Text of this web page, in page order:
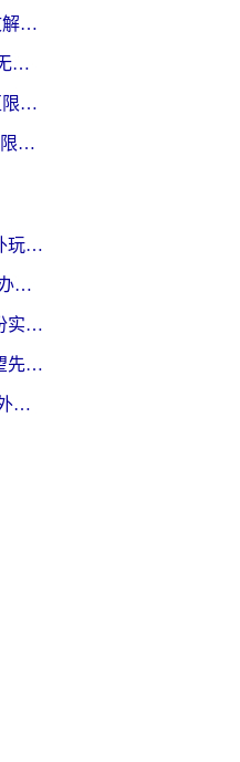
在澳大利亚看B站世界杯中文解说仅限中国大陆？这篇指南帮你打破限制看遍赛事
在海外看CCTV5世界杯直播无法播放？这篇指南让你和国内球迷同步呐喊
在韩国看B站世界杯直播地区限制？这篇指南让你告别“当前地区不可播放”
在越南看B站世界杯当前IP受限制？海外党体育观赛终极指南来了
国外可不可以打逆水寒？海外玩家国服畅玩终极指南（附漫威荒野乱斗加速方案）
在国外玩拳皇98OL延迟怎么办？海外党亲测有效的低延迟指南
国外打地铁逃生延迟高？这份实测有效的低延迟指南帮你吃鸡
海外玩守望先锋总卡顿？守望先锋游戏加速器在哪里买&避坑指南（附欧洲非洲游戏实测）
台湾怎么玩光·遇不卡顿？海外党国服游戏加速终极攻略（附实测体验）